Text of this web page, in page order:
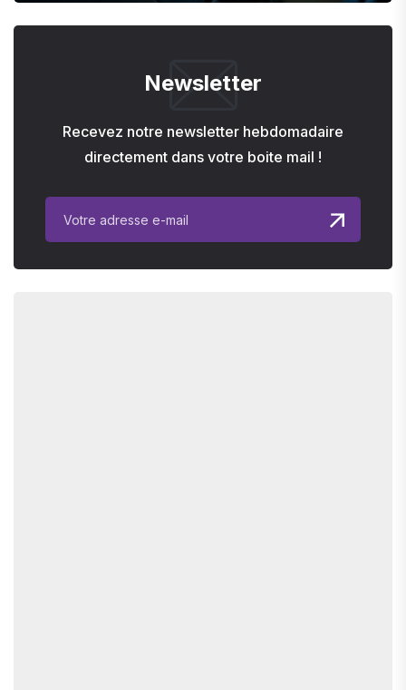
Newsletter
Recevez notre newsletter hebdomadaire
directement dans votre boite mail !